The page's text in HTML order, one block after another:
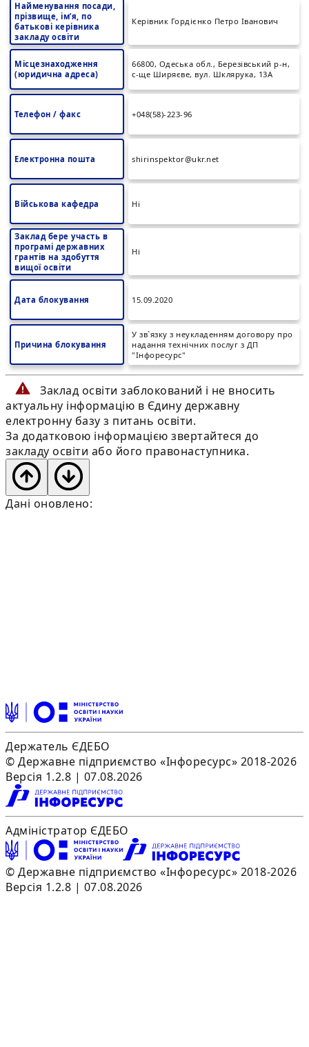
Найменування посади,
прізвище, ім’я, по
батькові керівника
закладу освіти
Керівник Гордієнко Петро Іванович
Місцезнаходження
(юридична адреса)
66800, Одеська обл., Березівський р-н,
с-ще Ширяєве, вул. Шклярука, 13А
Телефон / факс +048(58)-223-96
Електронна пошта shirinspektor@ukr.net
Військова кафедра Ні
Заклад бере участь в
програмі державних
грантів на здобуття
вищої освіти
Ні
Дата блокування 15.09.2020
Причина блокування
У зв`язку з неукладенням договору про
надання технічних послуг з ДП
"Інфоресурс"
Заклад освіти заблокований і не вносить
актуальну інформацію в Єдину державну
електронну базу з питань освіти.
За додатковою інформацією звертайтеся до
закладу освіти або його правонаступника.
Дані оновлено:
Держатель ЄДЕБО
© Державне підприємство «Інфоресурс» 2018-2026
Версія 1.2.8 | 07.08.2026
Адміністратор ЄДЕБО
© Державне підприємство «Інфоресурс» 2018-2026
Версія 1.2.8 | 07.08.2026